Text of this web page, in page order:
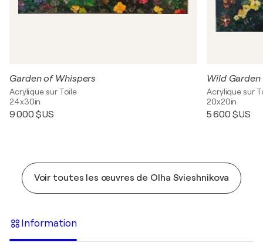
Garden of Whispers
Acrylique sur Toile
24x30in
9 000 $US
Wild Garden
Acrylique sur
20x20in
5 600 $US
Voir toutes les œuvres de Olha Svieshnikova
Information